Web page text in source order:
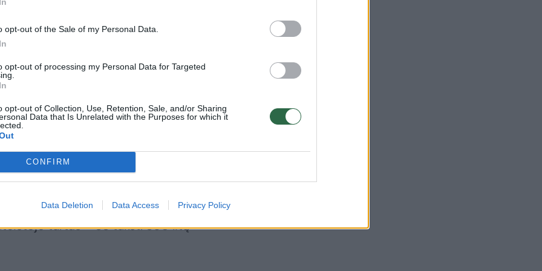
opt-out of the Sale of my Personal Data.
opt-out of processing my Personal Data for Targeted
opt-out of Collection, Use, Retention, Sale, and/or Sharing
Data that Is Unrelated with the Purposes for which it
CONFIRM
Data Deletion Data Access Privacy Policy
L. Lapinskui.
L. Lapinskas nuteistas kalėti 20
pasikėsinimo nužudyti,
taip pat kelių asmenų kūno
tvarkos pažeidimo viename sostinės
turto prievartavimo.
gyvos galvos.
turtas – 58 tūkst. 860 litų